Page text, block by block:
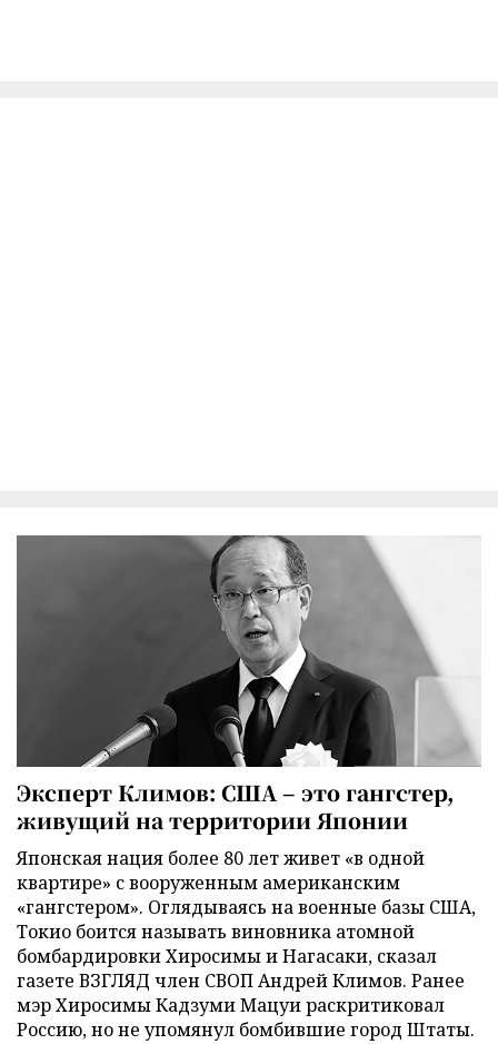
Эксперт Климов: США – это гангстер,
живущий на территории Японии
Японская нация более 80 лет живет «в одной
квартире» с вооруженным американским
«гангстером». Оглядываясь на военные базы США,
Токио боится называть виновника атомной
бомбардировки Хиросимы и Нагасаки, сказал
газете ВЗГЛЯД член СВОП Андрей Климов. Ранее
мэр Хиросимы Кадзуми Мацуи раскритиковал
Россию, но не упомянул бомбившие город Штаты.